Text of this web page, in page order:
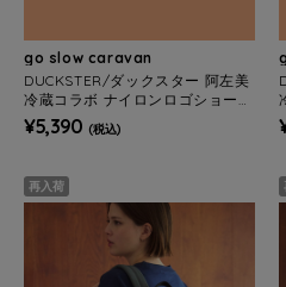
go slow caravan
DUCKSTER/ダックスター 阿左美
冷蔵コラボ ナイロンロゴショーツ
(MENS)
¥5,390 (税込)
再入荷